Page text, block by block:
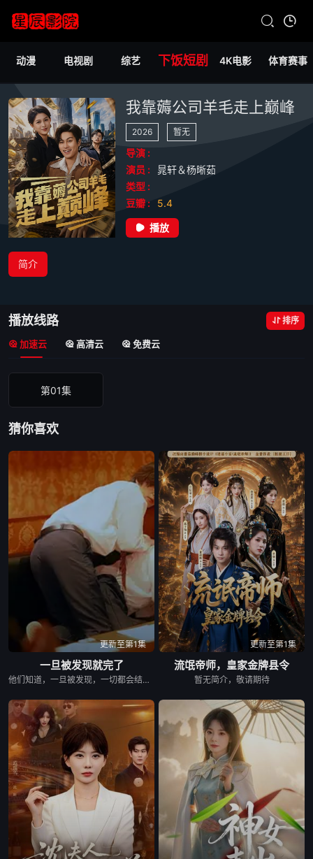
动漫 电视剧 综艺 下饭短剧 4K电影 体育赛事
我靠薅公司羊毛走上巅峰
2026 暂无
导演 :
演员 :
晁轩＆杨晰茹
类型 :
豆瓣 :
5.4
播放
简介
播放线路 排序
加速云 高清云 免费云
第01集
猜你喜欢
更新至第1集
一旦被发现就完了
他们知道，一旦被发现，一切都会结束。 &nbsp; &nbsp; &nbsp; &nbsp; &nbsp; &nbsp; &nbsp; &nbsp; &nbsp; &nbsp; &nbsp; &nbsp; &nbsp; &nbsp; &nbsp; &nbsp; &nbsp; &nbsp; &nbsp; &nbsp; &nbsp; &nbsp; &nbsp; &nbsp; &nbsp; &nbsp; &nbsp; &nbsp; &nbsp; &nbsp; &nbsp; &nbsp; &nbsp; &nbsp; &nbsp; 一对高中情侣努力守护他们的秘密恋情， &nbsp; &nbsp; &nbsp; &nbsp; &nbsp; &nbsp; &nbsp; &nbsp; &nbsp; &nbsp; &nbsp; &nbsp; &nbsp; &nbsp; &nbsp; &nbsp; &nbsp; &nbsp; &nbsp; &nbsp; &nbsp; &nbsp; &nbsp; &nbsp; &nbsp; &nbsp; &nbsp; &nbsp; &nbsp; &nbsp; &nbsp; &nbsp; &nbsp; &nbsp; &nbsp; 在嫉妒、误解和被发现的恐惧中艰难前行。 &nbsp; &nbsp; &nbsp; &nbsp; &nbsp; &nbsp; &nbsp; &nbsp; &nbsp; &nbsp; &nbsp; &nbsp; &nbsp; &nbsp; &nbsp; &nbsp; &nbsp; &nbsp; &nbsp; &nbsp; &nbsp; &nbsp; &nbsp; &nbsp; &nbsp; &nbsp; &nbsp; &nbsp; &nbsp; &nbsp; &nbsp; &nbsp; &nbsp; &nbsp; &nbsp; 他们的爱情始于学校空无一人的体育器材室。 &nbsp; &nbsp; &nbsp; &nbsp; &nbsp; &nbsp; &nbsp; &nbsp; &nbsp; &nbsp; &nbsp; &nbsp; &nbsp; &nbsp; &nbsp; &nbsp; &nbsp; &nbsp; &nbsp; &nbsp; &nbsp; &nbsp; &nbsp; &nbsp; &nbsp; &nbsp; &nbsp; &nbsp; &nbsp; &nbsp; &nbsp; &nbsp; &nbsp; &nbsp; &nbsp; 他们立下一个约定： &nbsp; &nbsp; &nbsp; &nbsp; &nbsp; &nbsp; &nbsp; &nbsp; &nbsp; &nbsp; &nbsp; &nbsp; &nbsp; &nbsp; &nbsp; &nbsp; &nbsp; &nbsp; &nbsp; &nbsp; &nbsp; &nbsp; &nbsp; &nbsp; &nbsp; &nbsp; &nbsp; &nbsp; &nbsp; &nbsp; &nbsp; &nbsp; &nbsp; &nbsp; &nbsp; 「如果有人发现我们的关系，我们就分手。」 &nbsp; &nbsp; &nbsp; &nbsp; &nbsp; &nbsp; &nbsp; &nbsp; &nbsp; &nbsp; &nbsp; &nbsp; &nbsp; &nbsp; &nbsp; &nbsp; &nbsp; &nbsp; &nbsp; &nbsp; &nbsp; &nbsp; &nbsp; &nbsp; &nbsp; &nbsp; &nbsp; &nbsp; &nbsp; &nbsp; &nbsp; &nbsp; &nbsp; &nbsp; &nbsp; 他们相爱——却不得不隐藏。 &nbsp; &nbsp; &nbsp; &nbsp; &nbsp; &nbsp; &nbsp; &nbsp; &nbsp; &nbsp; &nbsp; &nbsp; &nbsp; &nbsp; &nbsp; &nbsp; &nbsp; &nbsp; &nbsp; &nbsp; &nbsp; &nbsp; &nbsp; &nbsp; &nbsp; &nbsp; &nbsp; &nbsp; &nbsp; &nbsp; &nbsp; &nbsp; &nbsp; &nbsp; &nbsp; 一个关于两个少年在冲突、距离与脆弱中学会爱的动人成长故事。
更新至第1集
流氓帝师，皇家金牌县令
暂无简介，敬请期待